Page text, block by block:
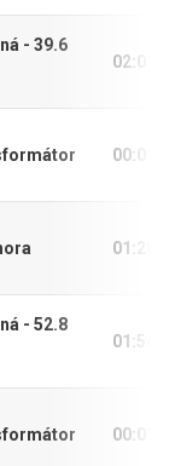
- 39.6
- 52.8